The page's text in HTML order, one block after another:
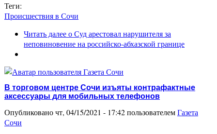
Теги:
Происшествия в Сочи
Читать далеео Суд арестовал нарушителя за
неповиновение на российско-абхазской границе
В торговом центре Сочи изъяты контрафактные
аксессуары для мобильных телефонов
Опубликовано чт, 04/15/2021 - 17:42 пользователемГазета
Сочи